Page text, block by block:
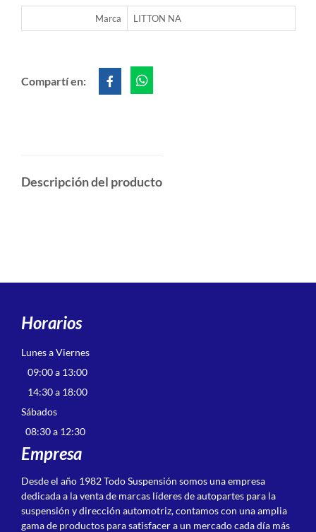
Marca LITTON NA
Compartí en:
Descripción del producto
Horarios
Lunes a Viernes
09:00 a 13:00
14:30 a 18:00
Sábados
08:30 a 12:30
Empresa
Desde el año 1982 Todo Suspensión somos una empresa
dedicada a la venta de marcas líderes de autopartes para la
suspensión y dirección automotriz, contamos con una amplia
gama de productos para satisfacer a un mercado cada día más